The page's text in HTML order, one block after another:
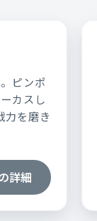
ピンポ
カスし
力を磨き
詳細